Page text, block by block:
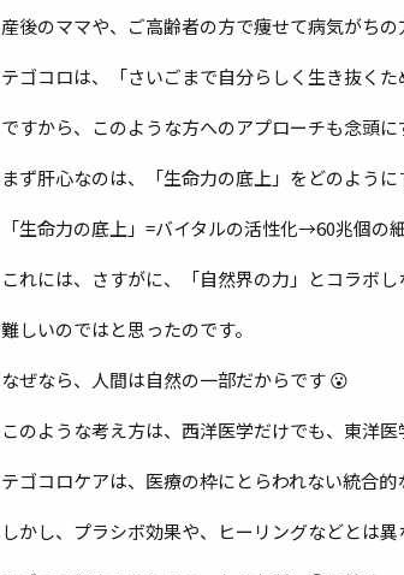
産後のママや、ご高齢者の方で痩せて病気がちの
テゴコロは、「さいごまで自分らしく生き抜くた
ですから、このような方へのアプローチも念頭に
まず肝心なのは、「生命力の底上」をどのように
「生命力の底上」=バイタルの活性化→60兆個の
これには、さすがに、「自然界の力」とコラボし
難しいのではと思ったのです。
なぜなら、人間は自然の一部だからです 😮
このような考え方は、西洋医学だけでも、東洋医
テゴコロケアは、医療の枠にとらわれない統合的
しかし、プラシボ効果や、ヒーリングなどとは異